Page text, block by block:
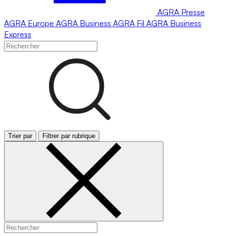
AGRA Presse
AGRA Europe AGRA Business AGRA Fil AGRA Business
Express
Trier par Filtrer par rubrique